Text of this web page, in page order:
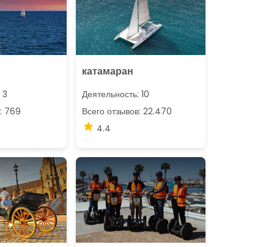
3
769
катамаран
Деятельность: 10
Всего отзывов: 22.470
4.4